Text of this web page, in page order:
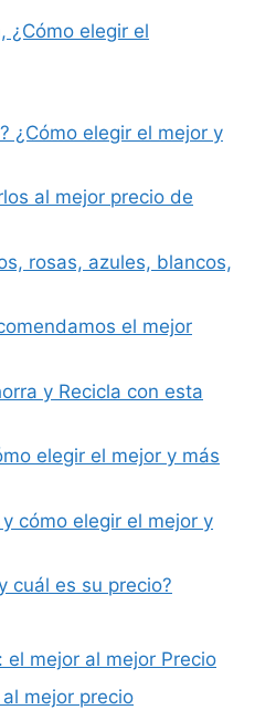
¿Cómo elegir el
¿Cómo elegir el mejor y
al mejor precio de
rosas, azules, blancos,
el mejor
y Recicla con esta
elegir el mejor y más
cómo elegir el mejor y
cuál es su precio?
el mejor al mejor Precio
mejor precio